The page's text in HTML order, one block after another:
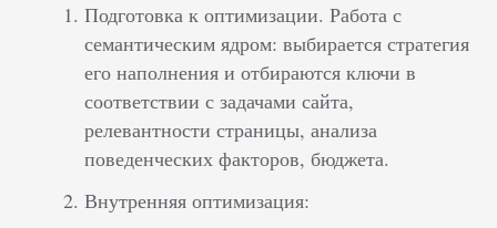
Подготовка к оптимизации. Работа с
семантическим ядром: выбирается стратегия
его наполнения и отбираются ключи в
соответствии с задачами сайта,
релевантности страницы, анализа
поведенческих факторов, бюджета.
Внутренняя оптимизация: